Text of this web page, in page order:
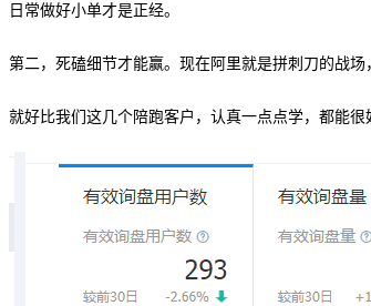
日常做好小单才是正经。
第二，死磕细节才能赢。 现在阿里就是拼刺刀的战场
就好比我们这几个陪跑客户，认真一点点学，都能很